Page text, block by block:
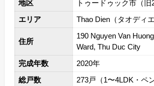
地区
トゥードゥック市（旧2
エリア
Thao Dien（タオディエ
住所
190 Nguyen Van
Ward, Thu Duc City
完成年数
2020年
総戸数
273戸（1〜4LDK・ペ